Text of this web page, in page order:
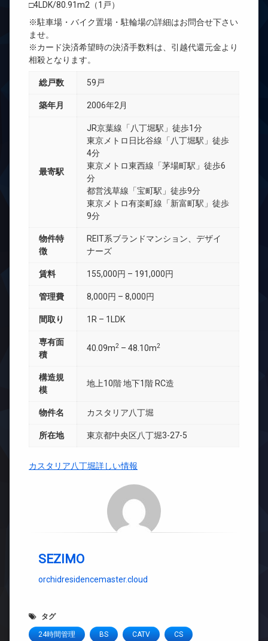
□4LDK/80.91m2（1戸）
※駐車場・バイク置場・駐輪場の詳細はお問合せ下さい
ませ。
※カード決済希望時の決済手数料は、引越代還元金より
相殺となります。
総戸数 59戸
築年月 2006年2月
最寄駅
JR京葉線「八丁堀駅」徒歩1分
東京メトロ日比谷線「八丁堀駅」徒歩
4分
東京メトロ東西線「茅場町駅」徒歩6
分
都営浅草線「宝町駅」徒歩9分
東京メトロ有楽町線「新富町駅」徒歩
9分
物件特
徴
REIT系ブランドマンション、デザイ
ナーズ
賃料 155,000円 – 191,000円
管理費 8,000円 – 8,000円
間取り 1R – 1LDK
専有面
積
40.09m2 – 48.10m2
構造規
模
地上10階 地下1階 RC造
物件名 カスタリア八丁堀
所在地 東京都中央区八丁堀3-27-5
カスタリア八丁堀詳しい情報
SEZIMO
orchidresidencemaster.cloud
タグ
24時間管理 BS CATV CS